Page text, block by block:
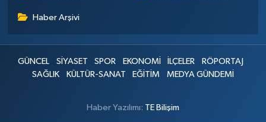
Haber Arşivi
GÜNCEL SİYASET SPOR EKONOMİ İLÇELER
RÖPORTAJ
SAĞLIK
KÜLTÜR-SANAT EĞİTİM MEDYA GÜNDEMİ
Haber Yazılımı: TE Bilişim